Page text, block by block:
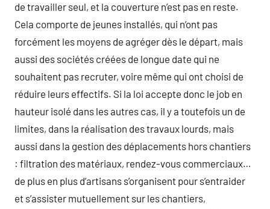
de travailler seul, et la couverture n’est pas en reste.
Cela comporte de jeunes installés, qui n’ont pas
forcément les moyens de agréger dès le départ, mais
aussi des sociétés créées de longue date qui ne
souhaitent pas recruter, voire même qui ont choisi de
réduire leurs effectifs. Si la loi accepte donc le job en
hauteur isolé dans les autres cas, il y a toutefois un de
limites, dans la réalisation des travaux lourds, mais
aussi dans la gestion des déplacements hors chantiers
: filtration des matériaux, rendez-vous commerciaux…
de plus en plus d’artisans s’organisent pour s’entraider
et s’assister mutuellement sur les chantiers,